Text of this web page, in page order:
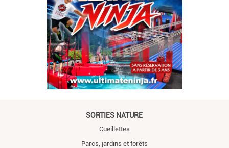
SORTIES NATURE
Cueillettes
Parcs, jardins et forêts